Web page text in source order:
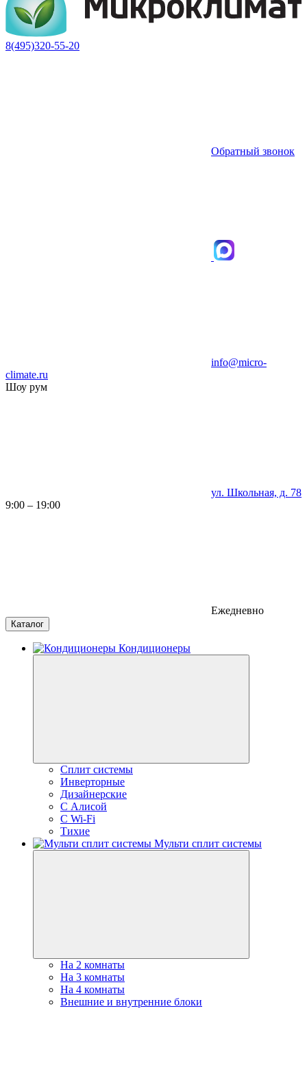
8(495)320-55-20
Обратный звонок
info@micro-
climate.ru
Шоу рум
ул. Школьная, д. 78
9:00 – 19:00
Ежедневно
Каталог
Кондиционеры
Сплит системы
Инверторные
Дизайнерские
С Алисой
C Wi-Fi
Тихие
Мульти сплит системы
На 2 комнаты
На 3 комнаты
На 4 комнаты
Внешние и внутренние блоки